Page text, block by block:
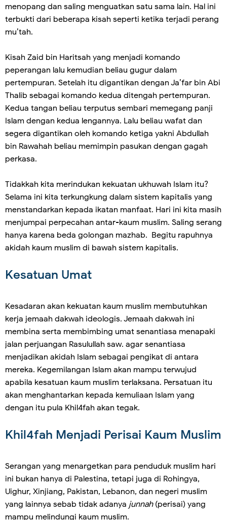
menopang dan saling menguatkan satu sama lain. Hal ini
terbukti dari beberapa kisah seperti ketika terjadi perang
mu’tah.
Kisah Zaid bin Haritsah yang menjadi komando
peperangan lalu kemudian beliau gugur dalam
pertempuran. Setelah itu digantikan dengan Ja’far bin Abi
Thalib sebagai komando kedua ditengah pertempuran.
Kedua tangan beliau terputus sembari memegang panji
Islam dengan kedua lengannya. Lalu beliau wafat dan
segera digantikan oleh komando ketiga yakni Abdullah
bin Rawahah beliau memimpin pasukan dengan gagah
perkasa.
Tidakkah kita merindukan kekuatan ukhuwah Islam itu?
Selama ini kita terkungkung dalam sistem kapitalis yang
menstandarkan kepada ikatan manfaat. Hari ini kita masih
menjumpai perpecahan antar-kaum muslim. Saling serang
hanya karena beda golongan mazhab. Begitu rapuhnya
akidah kaum muslim di bawah sistem kapitalis.
Kesatuan Umat
Kesadaran akan kekuatan kaum muslim membutuhkan
kerja jemaah dakwah ideologis. Jemaah dakwah ini
membina serta membimbing umat senantiasa menapaki
jalan perjuangan Rasulullah saw. agar senantiasa
menjadikan akidah Islam sebagai pengikat di antara
mereka. Kegemilangan Islam akan mampu terwujud
apabila kesatuan kaum muslim terlaksana. Persatuan itu
akan menghantarkan kepada kemuliaan Islam yang
dengan itu pula Khil4fah akan tegak.
Khil4fah Menjadi Perisai Kaum Muslim
Serangan yang menargetkan para penduduk muslim hari
ini bukan hanya di Palestina, tetapi juga di Rohingya,
Uighur, Xinjiang, Pakistan, Lebanon, dan negeri muslim
yang lainnya sebab tidak adanya junnah(perisai) yang
mampu melindungi kaum muslim.